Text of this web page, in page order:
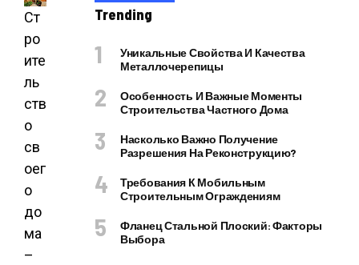
Ст
ро
ите
ль
ств
о
св
оег
о
до
ма
–
Trending
Уникальные Свойства И Качества
Металлочерепицы
Особенность И Важные Моменты
Строительства Частного Дома
Насколько Важно Получение
Разрешения На Реконструкцию?
Требования К Мобильным
Строительным Ограждениям
Фланец Стальной Плоский: Факторы
Выбора